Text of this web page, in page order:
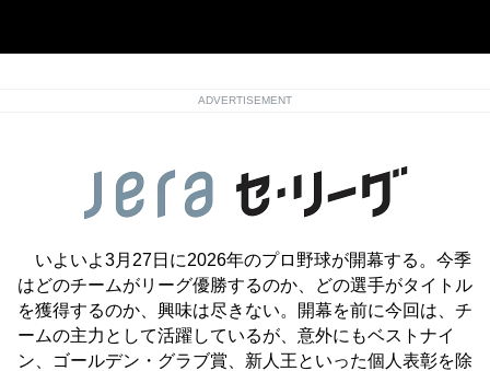
ADVERTISEMENT
いよいよ3月27日に2026年のプロ野球が開幕する。今季
はどのチームがリーグ優勝するのか、どの選手がタイトル
を獲得するのか、興味は尽きない。開幕を前に今回は、チ
ームの主力として活躍しているが、意外にもベストナイ
ン、ゴールデン・グラブ賞、新人王といった個人表彰を除